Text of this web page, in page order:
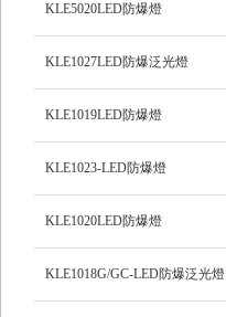
KLE5020LED防爆燈
KLE1027LED防爆泛光燈
KLE1019LED防爆燈
KLE1023-LED防爆燈
KLE1020LED防爆燈
KLE1018G/GC-LED防爆泛光燈